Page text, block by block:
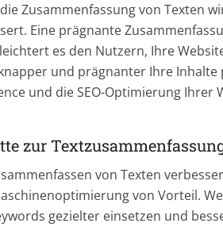
Zusammenfassung von Texten
Eine prägnante
es den Nutzern, Ihre
und prägnanter Ihre
und die SEO-Optimierung Ihrer
zur
von Texten
von Vorteil.
gezielter einsetzen und
59